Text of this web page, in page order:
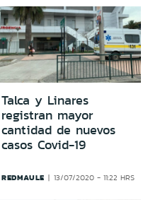
Talca y Linares
registran mayor
cantidad de nuevos
casos Covid-19
REDMAULE 13/07/2020 - 11:22 HRS